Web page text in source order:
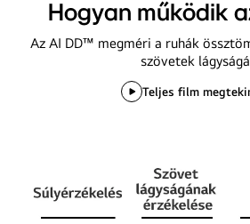
AIDD-
Hogyan működik
Az AI DD™ megméri a ruhák
szövetek
Teljes film